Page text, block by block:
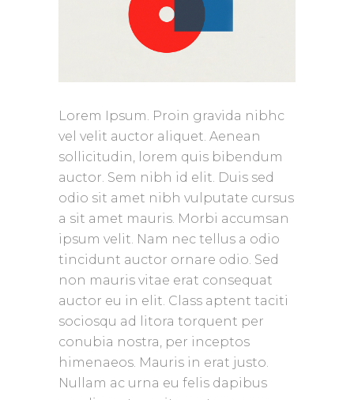
Lorem Ipsum. Proin gravida nibhc
vel velit auctor aliquet. Aenean
sollicitudin, lorem quis bibendum
auctor. Sem nibh id elit. Duis sed
odio sit amet nibh vulputate cursus
a sit amet mauris. Morbi accumsan
ipsum velit. Nam nec tellus a odio
tincidunt auctor ornare odio. Sed
non mauris vitae erat consequat
auctor eu in elit. Class aptent taciti
sociosqu ad litora torquent per
conubia nostra, per inceptos
himenaeos. Mauris in erat justo.
Nullam ac urna eu felis dapibus